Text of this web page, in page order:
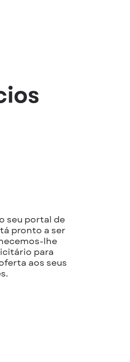
seu portal de
pronto a ser
lhe
para
aos seus